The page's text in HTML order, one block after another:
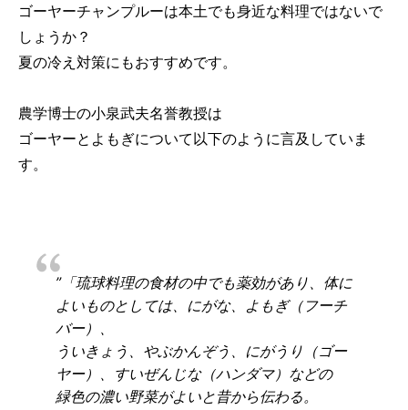
ゴーヤーチャンプルーは本土でも身近な料理ではないで
しょうか？
夏の冷え対策にもおすすめです。
農学博士の小泉武夫名誉教授は
ゴーヤーとよもぎについて以下のように言及していま
す。
”「琉球料理の食材の中でも薬効があり、体に
よいものとしては、にがな、よもぎ（フーチ
バー）、
ういきょう、やぶかんぞう、にがうり（ゴー
ヤー）、すいぜんじな（ハンダマ）などの
緑色の濃い野菜がよいと昔から伝わる。